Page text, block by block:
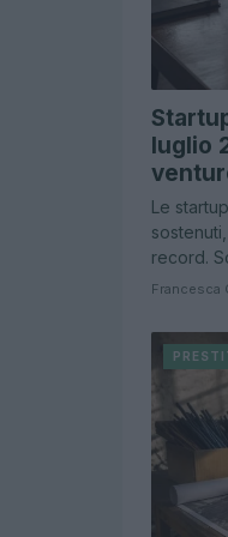
luglio
Le
record.
Francesca